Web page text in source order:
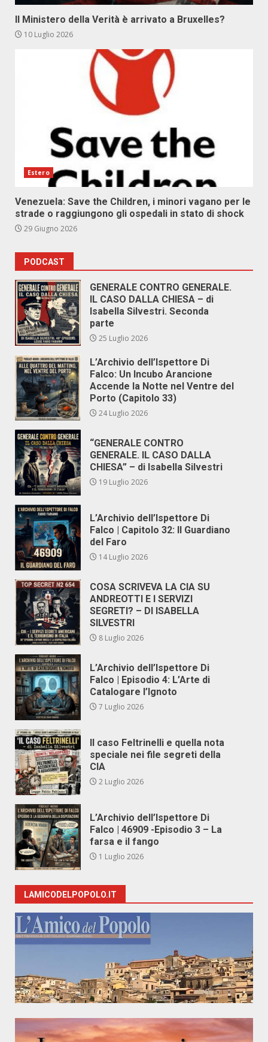
Il Ministero della Verità è arrivato a Bruxelles?
10 Luglio 2026
Estero
Venezuela: Save the Children, i minori vagano per le
strade o raggiungono gli ospedali in stato di shock
29 Giugno 2026
PODCAST
GENERALE CONTRO GENERALE.
IL CASO DALLA CHIESA – di
Isabella Silvestri. Seconda
parte
25 Luglio 2026
L’Archivio dell’Ispettore Di
Falco: Un Incubo Arancione
Accende la Notte nel Ventre del
Porto (Capitolo 33)
24 Luglio 2026
“GENERALE CONTRO
GENERALE. IL CASO DALLA
CHIESA” – di Isabella Silvestri
19 Luglio 2026
L’Archivio dell’Ispettore Di
Falco | Capitolo 32: Il Guardiano
del Faro
14 Luglio 2026
COSA SCRIVEVA LA CIA SU
ANDREOTTI E I SERVIZI
SEGRETI? – DI ISABELLA
SILVESTRI
8 Luglio 2026
L’Archivio dell’Ispettore Di
Falco | Episodio 4: L’Arte di
Catalogare l’Ignoto
7 Luglio 2026
Il caso Feltrinelli e quella nota
speciale nei file segreti della
CIA
2 Luglio 2026
L’Archivio dell’Ispettore Di
Falco | 46909 -Episodio 3 – La
farsa e il fango
1 Luglio 2026
LAMICODELPOPOLO.IT